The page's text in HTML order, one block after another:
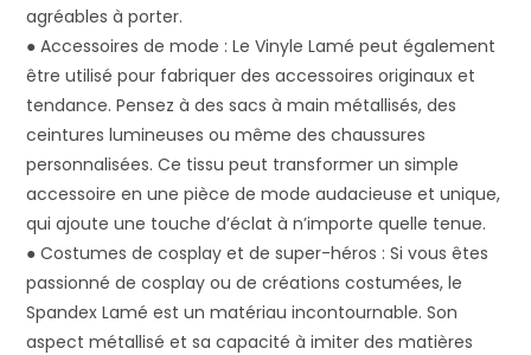
agréables à porter.
● Accessoires de mode : Le Vinyle Lamé peut également
être utilisé pour fabriquer des accessoires originaux et
tendance. Pensez à des sacs à main métallisés, des
ceintures lumineuses ou même des chaussures
personnalisées. Ce tissu peut transformer un simple
accessoire en une pièce de mode audacieuse et unique,
qui ajoute une touche d’éclat à n’importe quelle tenue.
● Costumes de cosplay et de super-héros : Si vous êtes
passionné de cosplay ou de créations costumées, le
Spandex Lamé est un matériau incontournable. Son
aspect métallisé et sa capacité à imiter des matières